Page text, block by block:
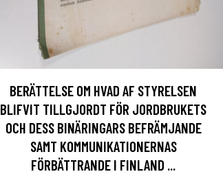
BERÄTTELSE OM HVAD AF STYRELSEN
BLIFVIT TILLGJORDT FÖR JORDBRUKETS
OCH DESS BINÄRINGARS BEFRÄMJANDE
SAMT KOMMUNIKATIONERNAS
FÖRBÄTTRANDE I FINLAND ...